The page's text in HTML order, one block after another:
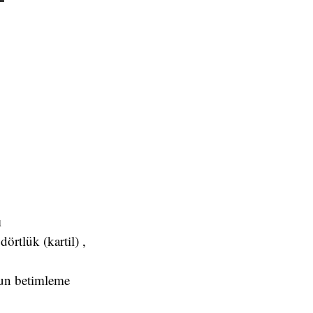
dörtlük (kartil) ,
betimleme